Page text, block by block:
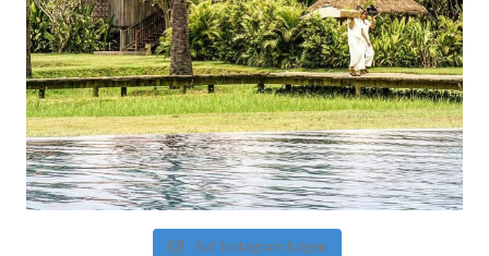
Auf Instagram folgen